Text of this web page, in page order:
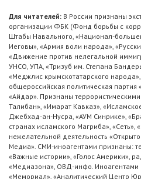
Для читателей: В России признаны
организации ФБК (Фонд борьбы с
Штабы Навального, «Национал-
Иеговы», «Армия воли народа»,
«Движение против нелегальной
УНСО, УПА, «Тризуб им. Степана
«Меджлис крымскотатарского
общероссийская политическая партия
«Айдар». Признаны
Талибан», «Имарат Кавказ»,
Джебхад-ан-Нусра, «АУМ Синрике»,
странах исламского Магриба»,
нежелательной деятельность
Медиа». СМИ-иноагентами признаны:
«Важные истории», «Голос Америки»,
«Медиазона», ОВД-инфо. Иноагентами
«Мемориал», «Аналитический Центр